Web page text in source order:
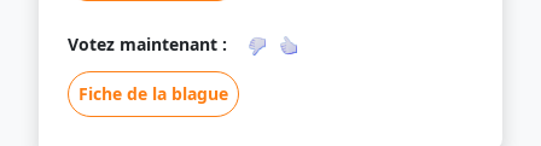
Votez maintenant :
Fiche de la blague